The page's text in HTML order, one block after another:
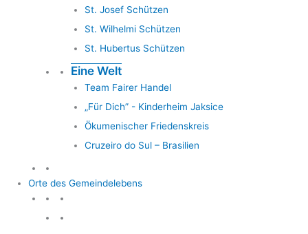
St. Josef Schützen
St. Wilhelmi Schützen
St. Hubertus Schützen
Eine Welt
Team Fairer Handel
„Für Dich” - Kinderheim Jaksice
Ökumenischer Friedenskreis
Cruzeiro do Sul – Brasilien
Orte des Gemeindelebens